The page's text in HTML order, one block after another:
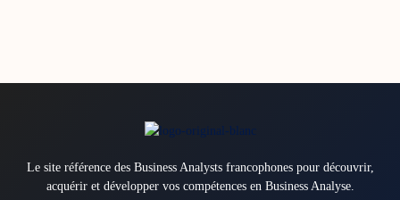
Le site référence des Business Analysts francophones pour découvrir,
acquérir et développer vos compétences en Business Analyse.